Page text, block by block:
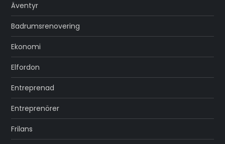
Äventyr
Badrumsrenovering
Ekonomi
Elfordon
Entreprenad
Entreprenörer
Frilans